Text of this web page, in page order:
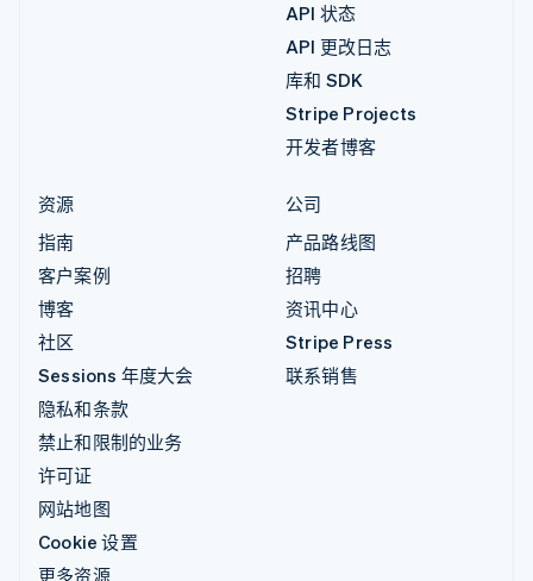
API 状态
API 更改日志
库和 SDK
Stripe Projects
开发者博客
资源
指南
客户案例
博客
社区
Sessions 年度大会
隐私和条款
禁止和限制的业务
许可证
网站地图
Cookie 设置
更多资源
公司
产品路线图
招聘
资讯中心
Stripe Press
联系销售